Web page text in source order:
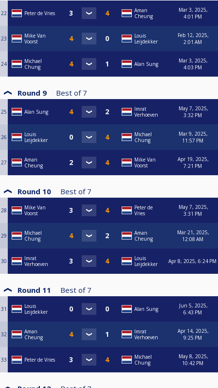
22 Peter de Vries
Aman
Cheung
Mar 3, 2025,
4:01 PM
23
Mike Van
Voorst
Louis
Leijdekker
Feb 12, 2025,
2:01 AM
24
Michael
Chung
Alan Sung
Mar 3, 2025,
4:03 PM
Round 9 Best of 7
25 Alan Sung
Imrat
Verhoeven
May 7, 2025,
3:32 PM
26
Louis
Leijdekker
Michael
Chung
Mar 9, 2025,
11:57 PM
27
Aman
Cheung
Mike Van
Voorst
Apr 19, 2025,
7:21 PM
Round 10 Best of 7
28
Mike Van
Voorst
Peter de
Vries
May 7, 2025,
3:31 PM
29
Michael
Chung
Aman
Cheung
Mar 21, 2025,
12:08 AM
30
Imrat
Verhoeven
Louis
Leijdekker
Apr 8, 2025, 6:24 PM
Round 11 Best of 7
31
Louis
Leijdekker
Alan Sung
Jun 5, 2025,
6:43 PM
32
Aman
Cheung
Imrat
Verhoeven
Apr 14, 2025,
9:25 PM
33 Peter de Vries
Michael
Chung
May 8, 2025,
10:42 PM